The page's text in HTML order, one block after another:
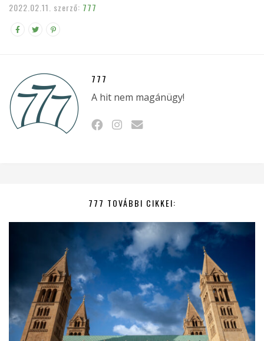
2022.02.11. szerző: 777
777
A hit nem magánügy!
777 TOVÁBBI CIKKEI: